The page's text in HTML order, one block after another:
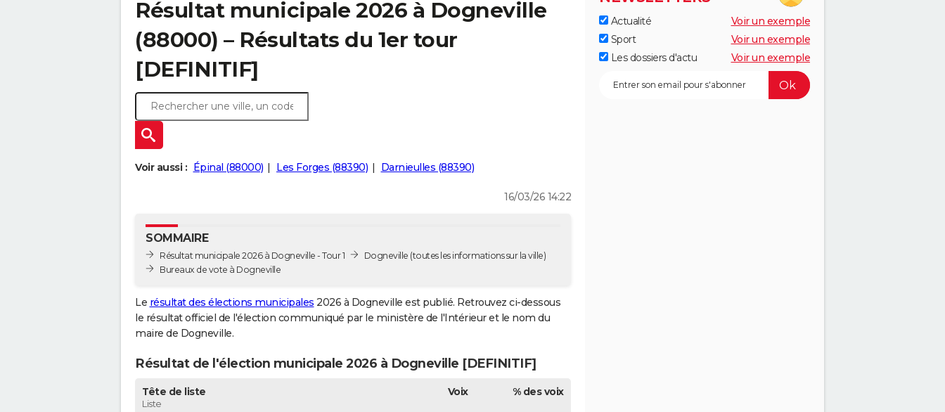
Résultat municipale 2026 à Dogneville
(88000) – Résultats du 1er tour
[DEFINITIF]
Voir aussi : Épinal (88000) Les Forges (88390) Darnieulles (88390)
16/03/26 14:22
SOMMAIRE
Résultat municipale 2026 à Dogneville - Tour 1
Bureaux de vote à Dogneville
Dogneville (toutes les informations sur la ville)
Le résultat des élections municipales 2026 à Dogneville est publié. Retrouvez ci-dessous
le résultat officiel de l'élection communiqué par le ministère de l'Intérieur et le nom du
maire de Dogneville.
Résultat de l'élection municipale 2026 à Dogneville [DEFINITIF]
Tête de liste
Liste
Voix % des voix
Actualité
Voir un exemple
Sport
Voir un exemple
Les dossiers d'actu
Voir un exemple